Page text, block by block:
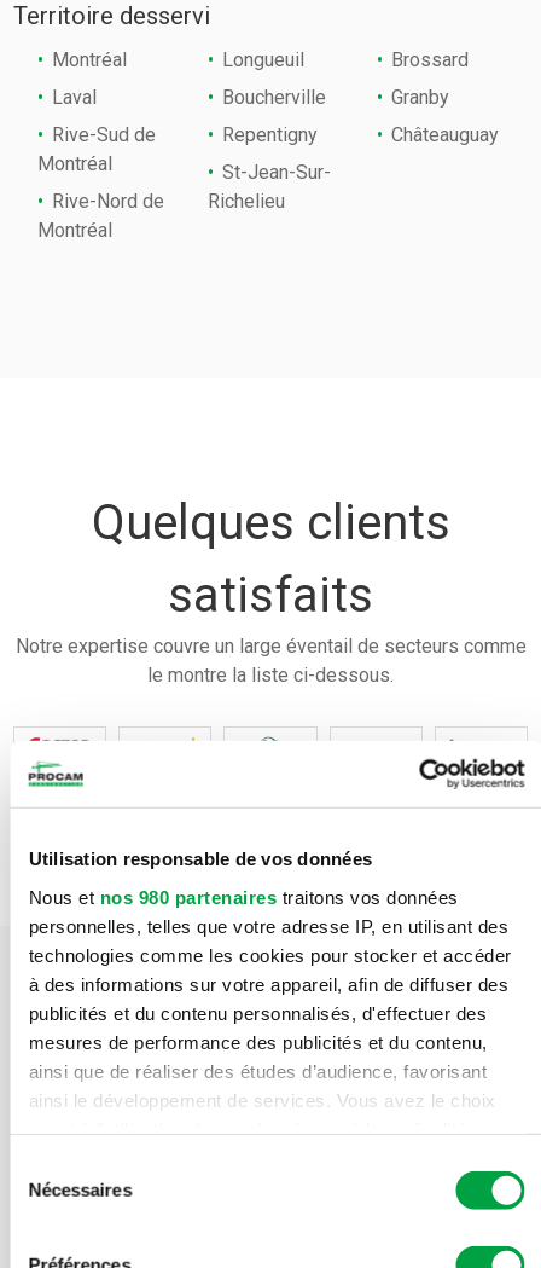
Utilisation responsable de vos données
Nous et nos 980 partenairestraitons vos données
personnelles, telles que votre adresse IP, en utilisant des
technologies comme les cookies pour stocker et accéder
à des informations sur votre appareil, afin de diffuser des
publicités et du contenu personnalisés, d'effectuer des
mesures de performance des publicités et du contenu,
ainsi que de réaliser des études d’audience, favorisant
ainsi le développement de services. Vous avez le choix
moment en consultant la Déclaration relative aux cookies
Nécessaires
Territoire desservi
Montréal
Laval
Rive-Sud de
Montréal
Rive-Nord de
Montréal
Longueuil
Boucherville
Repentigny
St-Jean-Sur-
Richelieu
Brossard
Granby
Châteauguay
Quelques clients
satisfaits
Notre expertise couvre un large éventail de secteurs comme
le montre la liste ci-dessous.
Services
rénovation de bâtiments commerciaux et industriels.
Proposant une expertise pluridisciplinaire et une approche